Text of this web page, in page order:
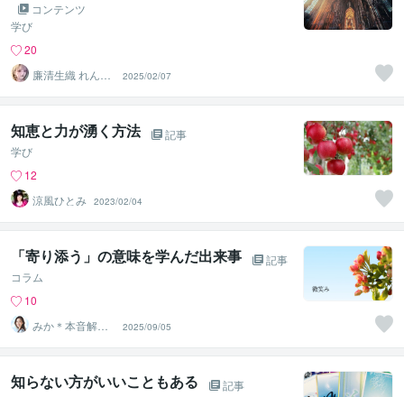
コンテンツ
学び
20
廉清生織 れんせ
い さき
2025/02/07
知恵と力が湧く方法
記事
学び
12
涼風ひとみ 2023/02/04
「寄り添う」の意味を学んだ出来事
記事
コラム
10
みか＊本音解放
サポーター
2025/09/05
知らない方がいいこともある
記事